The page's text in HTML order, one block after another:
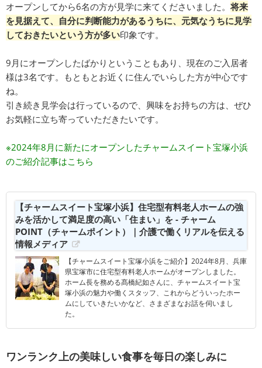
オープンしてから6名の方が見学に来てくださいました。将来
を見据えて、自分に判断能力があるうちに、元気なうちに見学
しておきたいという方が多い印象です。
9月にオープンしたばかりということもあり、現在のご入居者
様は3名です。もともとお近くに住んでいらした方が中心です
ね。
引き続き見学会は行っているので、興味をお持ちの方は、ぜひ
お気軽に立ち寄っていただきたいです。
※2024年8月に新たにオープンしたチャームスイート宝塚小浜
のご紹介記事はこちら
【チャームスイート宝塚小浜】住宅型有料老人ホームの強
みを活かして満足度の高い「住まい」を - チャーム
POINT（チャームポイント）｜介護で働くリアルを伝える
情報メディア
【チャームスイート宝塚小浜をご紹介】2024年8月、兵庫
県宝塚市に住宅型有料老人ホームがオープンしました。
ホーム長を務める髙橋紀如さんに、チャームスイート宝
塚小浜の魅力や働くスタッフ、これからどういったホー
ムにしていきたいかなど、さまざまなお話を伺いまし
た。
ワンランク上の美味しい食事を毎日の楽しみに